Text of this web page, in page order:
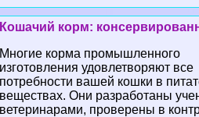
Кошачий корм:
Многие корма промышленного
изготовления удовлетворяют все
потребности вашей кошки в
веществах. Они разработаны
ветеринарами, проверены в